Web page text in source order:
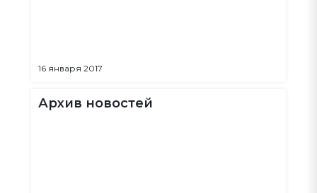
16 января 2017
Архив новостей